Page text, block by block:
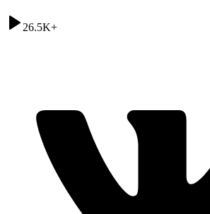
26.5K+